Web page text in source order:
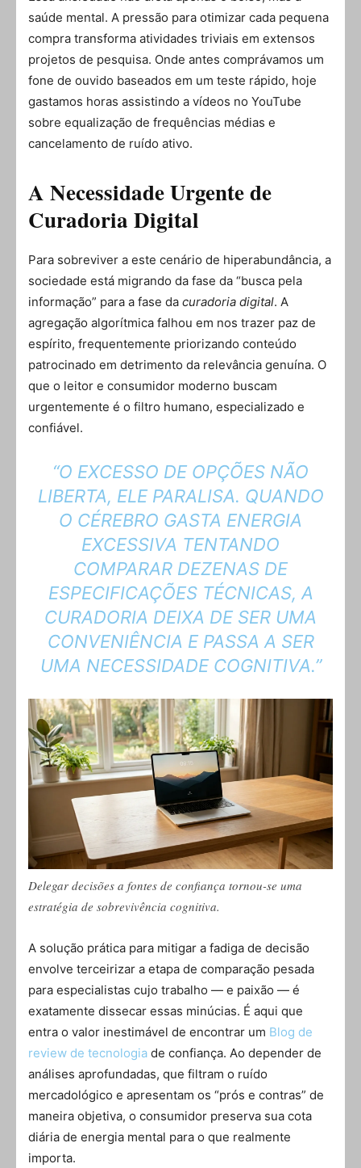
saúde mental. A pressão para otimizar cada pequena
compra transforma atividades triviais em extensos
projetos de pesquisa. Onde antes comprávamos um
fone de ouvido baseados em um teste rápido, hoje
gastamos horas assistindo a vídeos no YouTube
sobre equalização de frequências médias e
cancelamento de ruído ativo.
A Necessidade Urgente de
Curadoria Digital
Para sobreviver a este cenário de hiperabundância, a
sociedade está migrando da fase da “busca pela
informação” para a fase da curadoria digital. A
agregação algorítmica falhou em nos trazer paz de
espírito, frequentemente priorizando conteúdo
patrocinado em detrimento da relevância genuína. O
que o leitor e consumidor moderno buscam
urgentemente é o filtro humano, especializado e
confiável.
“O EXCESSO DE OPÇÕES NÃO
LIBERTA, ELE PARALISA. QUANDO
O CÉREBRO GASTA ENERGIA
EXCESSIVA TENTANDO
COMPARAR DEZENAS DE
ESPECIFICAÇÕES TÉCNICAS, A
CURADORIA DEIXA DE SER UMA
CONVENIÊNCIA E PASSA A SER
UMA NECESSIDADE COGNITIVA.”
Delegar decisões a fontes de confiança tornou-se uma
estratégia de sobrevivência cognitiva.
A solução prática para mitigar a fadiga de decisão
envolve terceirizar a etapa de comparação pesada
para especialistas cujo trabalho — e paixão — é
exatamente dissecar essas minúcias. É aqui que
entra o valor inestimável de encontrar um Blog de
review de tecnologia de confiança. Ao depender de
análises aprofundadas, que filtram o ruído
mercadológico e apresentam os “prós e contras” de
maneira objetiva, o consumidor preserva sua cota
diária de energia mental para o que realmente
importa.